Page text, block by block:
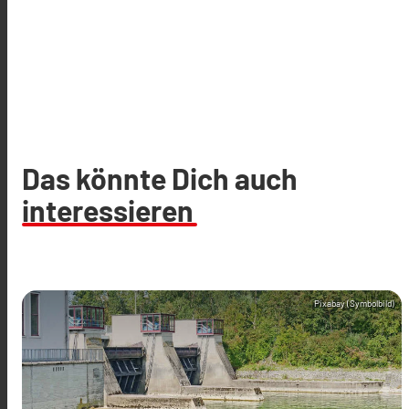
Das könnte Dich auch
interessieren
Pixabay (Symbolbild)